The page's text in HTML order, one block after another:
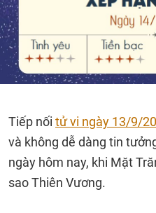
Tiếp nối tử vi ngày 13/9/
và không dễ dàng tin
ngày hôm nay, khi Mặt
sao Thiên Vương.